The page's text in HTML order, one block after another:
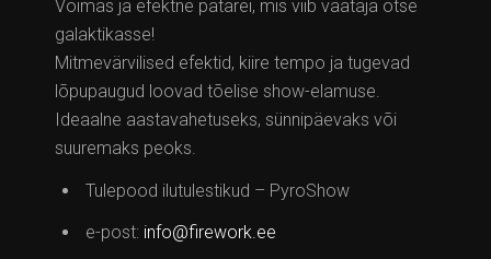
Võimas ja efektne patarei, mis viib vaataja otse
galaktikasse!
Mitmevärvilised efektid, kiire tempo ja tugevad
lõpupaugud loovad tõelise show-elamuse.
Ideaalne aastavahetuseks, sünnipäevaks või
suuremaks peoks.
Tulepood ilutulestikud – PyroShow
e-post: info@firework.ee